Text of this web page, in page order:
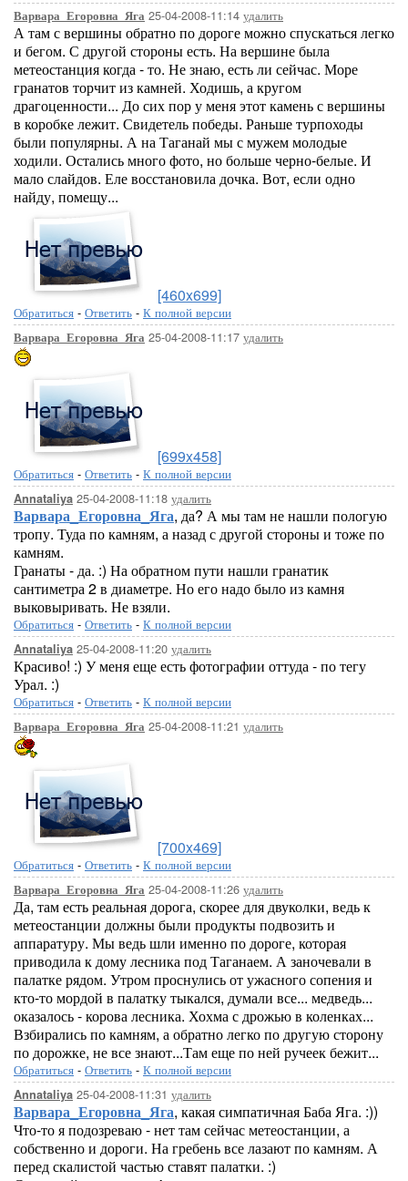
Варвара_Егоровна_Яга 25-04-2008-11:14 удалить
А там с вершины обратно по дороге можно спускаться легко
и бегом. С другой стороны есть. На вершине была
метеостанция когда - то. Не знаю, есть ли сейчас. Море
гранатов торчит из камней. Ходишь, а кругом
драгоценности... До сих пор у меня этот камень с вершины
в коробке лежит. Свидетель победы. Раньше турпоходы
были популярны. А на Таганай мы с мужем молодые
ходили. Остались много фото, но больше черно-белые. И
мало слайдов. Еле восстановила дочка. Вот, если одно
найду, помещу...
[460x699]
Обратиться - Ответить - К полной версии
Варвара_Егоровна_Яга 25-04-2008-11:17 удалить
[699x458]
Обратиться - Ответить - К полной версии
Annataliya 25-04-2008-11:18 удалить
Варвара_Егоровна_Яга, да? А мы там не нашли пологую
тропу. Туда по камням, а назад с другой стороны и тоже по
камням.
Гранаты - да. :) На обратном пути нашли гранатик
сантиметра 2 в диаметре. Но его надо было из камня
выковыривать. Не взяли.
Обратиться - Ответить - К полной версии
Annataliya 25-04-2008-11:20 удалить
Красиво! :) У меня еще есть фотографии оттуда - по тегу
Урал. :)
Обратиться - Ответить - К полной версии
Варвара_Егоровна_Яга 25-04-2008-11:21 удалить
[700x469]
Обратиться - Ответить - К полной версии
Варвара_Егоровна_Яга 25-04-2008-11:26 удалить
Да, там есть реальная дорога, скорее для двуколки, ведь к
метеостанции должны были продукты подвозить и
аппаратуру. Мы ведь шли именно по дороге, которая
приводила к дому лесника под Таганаем. А заночевали в
палатке рядом. Утром проснулись от ужасного сопения и
кто-то мордой в палатку тыкался, думали все... медведь...
оказалось - корова лесника. Хохма с дрожью в коленках...
Взбирались по камням, а обратно легко по другую сторону
по дорожке, не все знают...Там еще по ней ручеек бежит...
Обратиться - Ответить - К полной версии
Annataliya 25-04-2008-11:31 удалить
Варвара_Егоровна_Яга, какая симпатичная Баба Яга. :))
Что-то я подозреваю - нет там сейчас метеостанции, а
собственно и дороги. На гребень все лазают по камням. А
перед скалистой частью ставят палатки. :)